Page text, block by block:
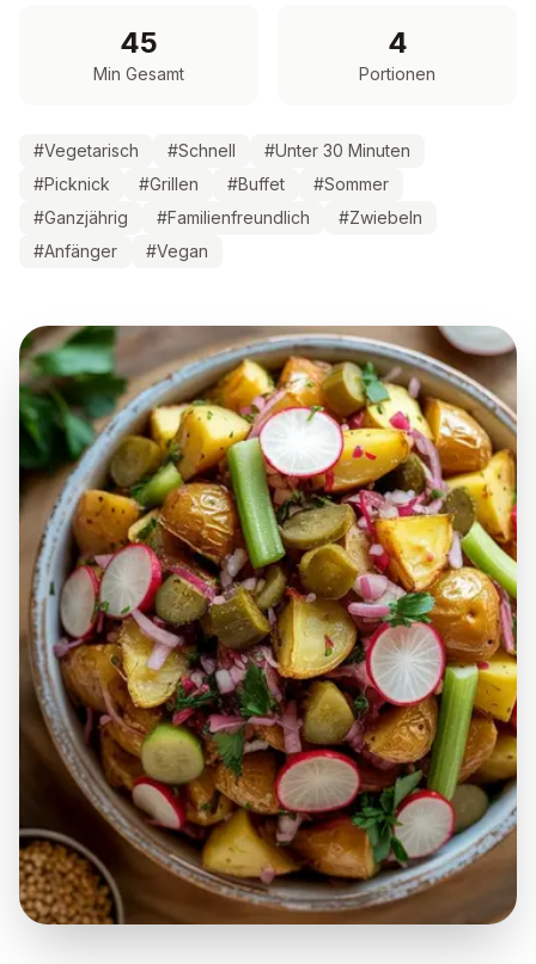
45
Min Gesamt
4
Portionen
#Vegetarisch #Schnell #Unter 30 Minuten
#Picknick #Grillen #Buffet #Sommer
#Ganzjährig #Familienfreundlich #Zwiebeln
#Anfänger #Vegan